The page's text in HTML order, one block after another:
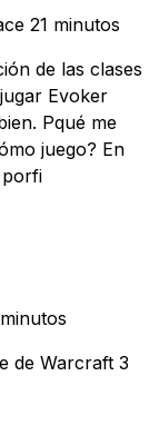
21 minutos
de las clases
Evoker
Pqué me
juego? En
porfi
de Warcraft 3